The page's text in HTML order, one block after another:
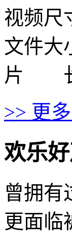
视频尺
文件
片 长
>> 更
欢乐好
曾拥有
更面临